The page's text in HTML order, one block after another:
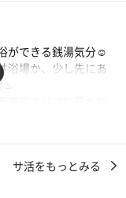
シシシシ）を渡し
らって、いざ、脱
。ラジい。
た中、ひときわ目
にも露天にもある石
ど、電車混む前に帰
ができる銭湯気分☺️
浴場か、少し先にあ
に向かう💨
サ活をもっとみる